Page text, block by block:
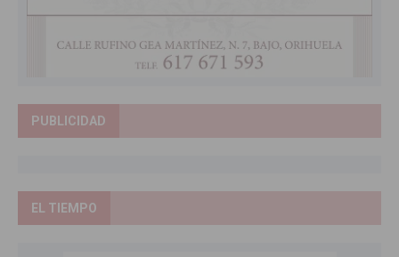
PUBLICIDAD
EL TIEMPO